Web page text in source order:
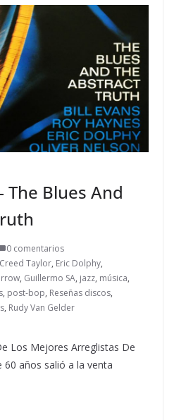
The Blues And
0 comentarios
Creed Taylor, Eric Dolphy,
, Guillermo SA, jazz, música,
, post-bop, Reseñas discos,
, Rudy Van Gelder
Los Mejores Arreglistas De
años salió a la venta